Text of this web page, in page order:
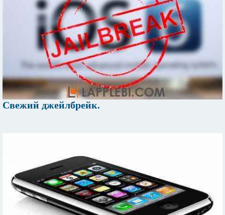
Свежий джейлбрейк.